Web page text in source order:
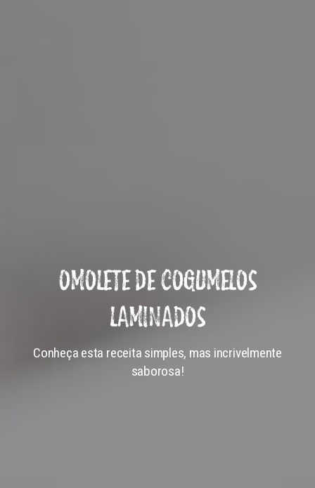
OMOLETE DE COGUMELOS
LAMINADOS
Conheça esta receita simples, mas incrivelmente
saborosa!